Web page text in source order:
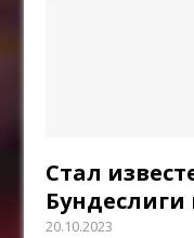
Стал
Бундеслиги
20.10.2023